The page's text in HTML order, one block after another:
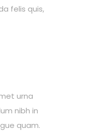
felis quis,
urna
nibh in
quam.